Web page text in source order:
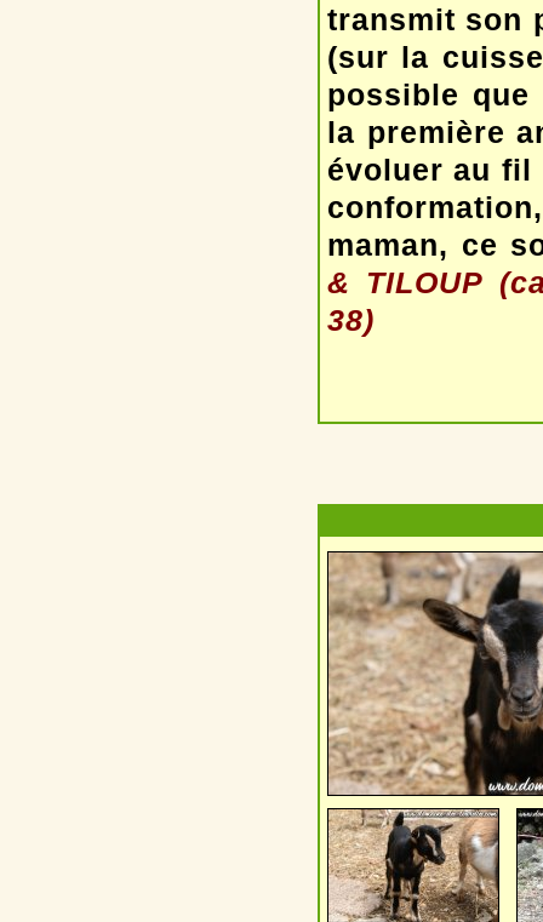
transmit son
(sur la
possible
la première
évoluer au fil
maman, ce
& TILOUP
38)